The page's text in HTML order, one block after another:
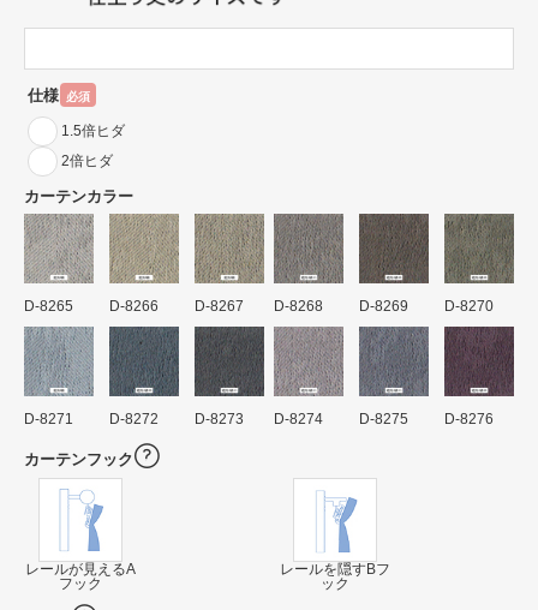
仕様 必須
1.5倍ヒダ
2倍ヒダ
カーテンカラー
D-8265 D-8266 D-8267 D-8268 D-8269 D-8270
D-8271 D-8272 D-8273 D-8274 D-8275 D-8276
カーテンフック
レールが見えるA
フック
レールを隠すBフ
ック